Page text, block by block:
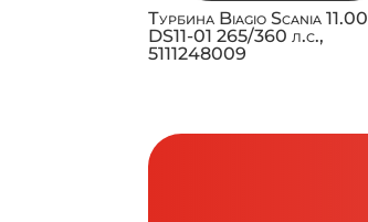
Турбина Biagio Scania 11.00
DS11-01 265/360 л.с.,
5111248009